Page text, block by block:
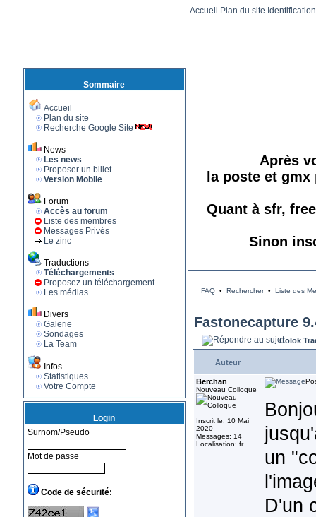
Accueil Plan du site
Sommaire
Accueil
Plan du site
Recherche Google Site
News
Les news
Proposer un billet
Version Mobile
Forum
Accès au forum
Liste des membres
Messages Privés
Le zinc
Traductions
Téléchargements
Proposez un téléchargement
Les médias
Divers
Galerie
Sondages
La Team
Infos
Statistiques
Votre Compte
Login
Surnom/Pseudo
Mot de passe
Code de sécurité:
Après
la poste et
Quant à sfr,
Sinon
FAQ• Rechercher• Liste des
Fastonecapture
Colok
Auteur
Berchan
Nouveau Colloque
Inscrit le: 10 Mai
2020
Messages: 14
Localisation: fr
un
D'un